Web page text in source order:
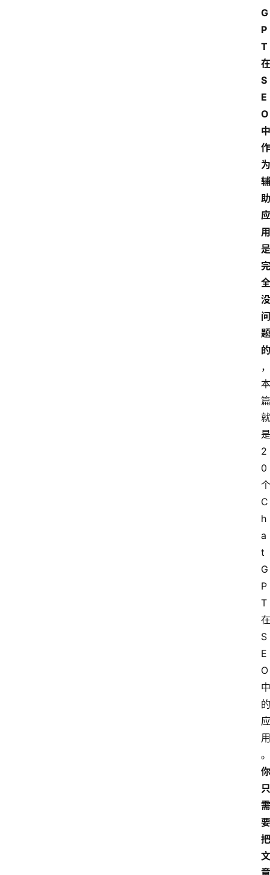
G
P
T
在
S
E
O
中
作
为
辅
助
应
用
是
完
全
没
问
题
的
，
本
篇
就
是
2
0
个
C
h
a
t
G
P
T
在
S
E
O
中
的
应
用
。
你
只
需
要
把
文
章